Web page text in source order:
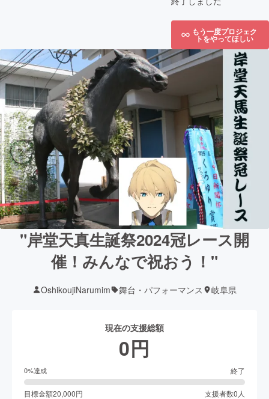
もう一度プロジェク
トをやってほしい
"岸堂天真生誕祭2024冠レース開
催！みんなで祝おう！"
OshikoujiNarumim 舞台・パフォーマンス 岐阜県
現在の支援総額
0円
0%達成 終了
目標金額20,000円 支援者数0 人